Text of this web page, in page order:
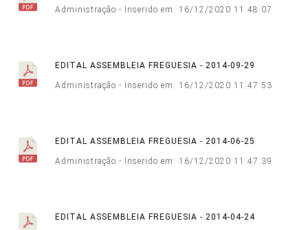
Administração - Inserido em: 16/12/2020 11:48:07
EDITAL ASSEMBLEIA FREGUESIA - 2014-09-29
Administração - Inserido em: 16/12/2020 11:47:53
EDITAL ASSEMBLEIA FREGUESIA - 2014-06-25
Administração - Inserido em: 16/12/2020 11:47:39
EDITAL ASSEMBLEIA FREGUESIA - 2014-04-24